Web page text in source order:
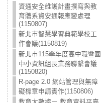
資通安全維護計畫撰寫與教
育體系資安通報應變處理
(1150807)
新北市智慧學習典範學校工
作會議(1150819)
新北市115學年度高中職暨國
中小資訊組長業務聯繫會議
(1150820)
R-page 2.0 網站管理與無障
礙標章申請實作(1150806)